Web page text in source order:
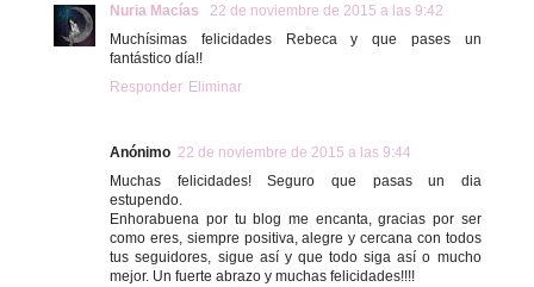
Nuria Macías
22 de noviembre de 2015 a las 9:42
Muchísimas felicidades Rebeca y que pases un
fantástico día!!
Responder Eliminar
Anónimo 22 de noviembre de 2015 a las 9:44
Muchas felicidades! Seguro que pasas un dia
estupendo.
Enhorabuena por tu blog me encanta, gracias por ser
como eres, siempre positiva, alegre y cercana con todos
tus seguidores, sigue así y que todo siga así o mucho
mejor. Un fuerte abrazo y muchas felicidades!!!!